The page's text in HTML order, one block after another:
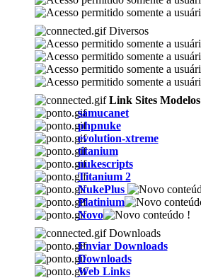
Diversos
Link Sites Modelos
samucanet
phpnuke
evolution-xtreme
titanium
nukescripts
Titanium 2
NukePlus
Platinium
Novo
Downloads
Enviar Downloads
Downloads
Web Links